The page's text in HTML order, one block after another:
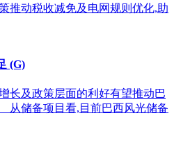
推动税收减免及电网规则优化,助
(G)
长及政策层面的利好有望推动巴
从储备项目看,目前巴西风光储备